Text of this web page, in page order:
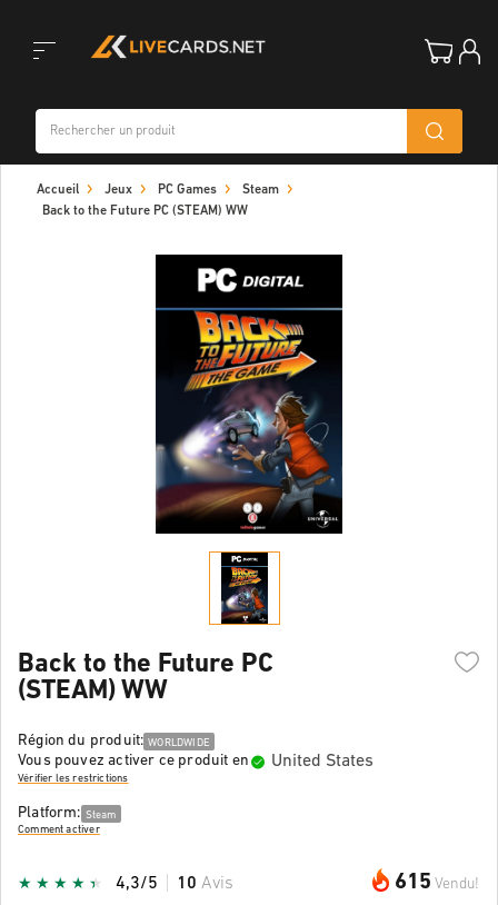
navigation
Accueil Jeux PC Games
Steam
Back to the Future PC (STEAM) WW
Back to the Future PC
(STEAM) WW
Région du produit: WORLDWIDE
Vous pouvez activer ce produit en United States
Vérifier les restrictions
Platform: Steam
Comment activer
615 Vendu!
4,3/5 10 Avis